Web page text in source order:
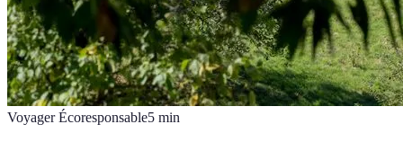
Voyager Écoresponsable5 min